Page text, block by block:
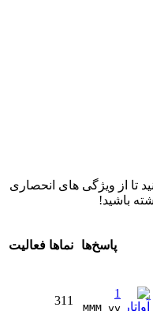
تا از ویژگی های انحصاری
باشید!
پاسخ‌ها نماها فعالیت
1
MMM yy
311